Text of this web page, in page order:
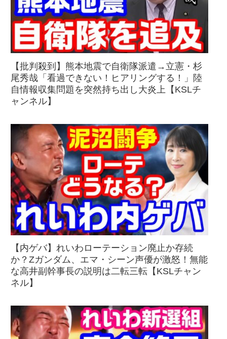
【批判殺到】熊本地震で自衛隊派遣→立憲・杉
尾秀哉「看過できない！ヒアリングする！」陸
自情報収集問題を突然持ち出し大炎上【KSLチ
ャンネル】
【内ゲバ】れいわローテーション廃止か存続
か？Zガンダム、エマ・シーン声優が激怒！無能
な高井副幹事長の説明は二転三転【KSLチャン
ネル】